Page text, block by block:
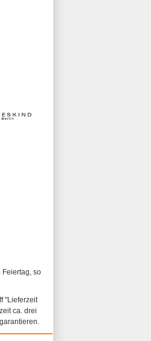
Feiertag, so
"Lieferzeit
ca. drei